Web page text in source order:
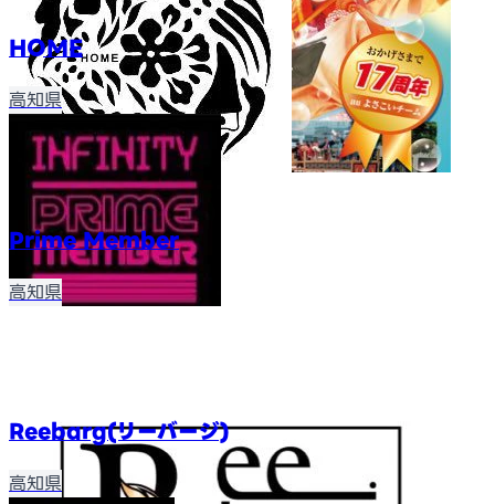
HOME
高知県
Prime Member
高知県
Reebarg(リーバージ)
高知県